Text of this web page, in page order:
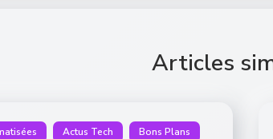
Articles
Actus Tech Bons Plans